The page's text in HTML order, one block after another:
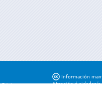
Información
Atención á cidadanía